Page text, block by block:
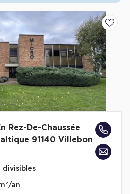
Nîmes
Toulouse
Marseille
Dijon
Rez-De-Chaussée
91140 Villebon
divisibles
an